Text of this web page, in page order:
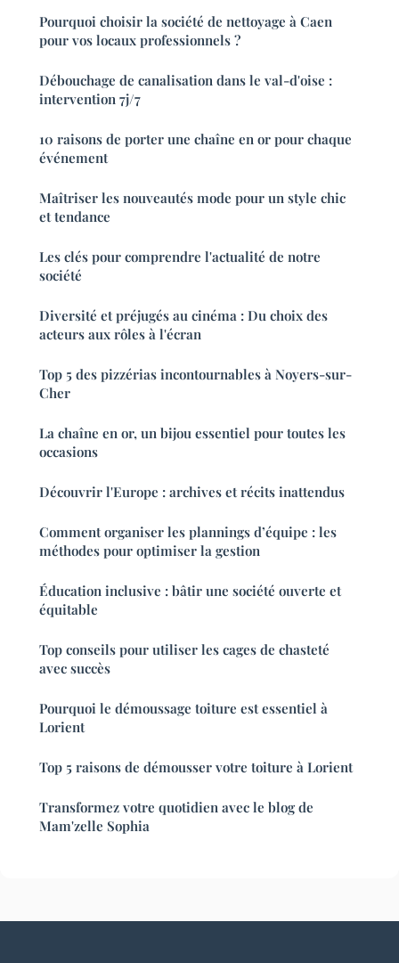
Pourquoi choisir la société de nettoyage à Caen
pour vos locaux professionnels ?
Débouchage de canalisation dans le val-d'oise :
intervention 7j/7
10 raisons de porter une chaîne en or pour chaque
événement
Maîtriser les nouveautés mode pour un style chic
et tendance
Les clés pour comprendre l'actualité de notre
société
Diversité et préjugés au cinéma : Du choix des
acteurs aux rôles à l'écran
Top 5 des pizzérias incontournables à Noyers-sur-
Cher
La chaîne en or, un bijou essentiel pour toutes les
occasions
Découvrir l'Europe : archives et récits inattendus
Comment organiser les plannings d’équipe : les
méthodes pour optimiser la gestion
Éducation inclusive : bâtir une société ouverte et
équitable
Top conseils pour utiliser les cages de chasteté
avec succès
Pourquoi le démoussage toiture est essentiel à
Lorient
Top 5 raisons de démousser votre toiture à Lorient
Transformez votre quotidien avec le blog de
Mam'zelle Sophia